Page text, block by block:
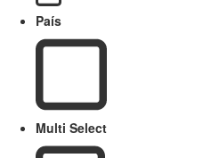
País
Multi Select